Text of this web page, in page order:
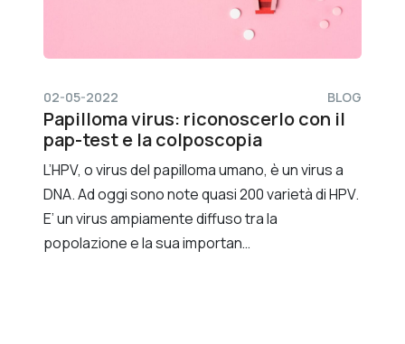
02-05-2022 BLOG
Papilloma virus: riconoscerlo con il
pap-test e la colposcopia
L’HPV, o virus del papilloma umano, è un virus a
DNA. Ad oggi sono note quasi 200 varietà di HPV.
E’ un virus ampiamente diffuso tra la
popolazione e la sua importan…